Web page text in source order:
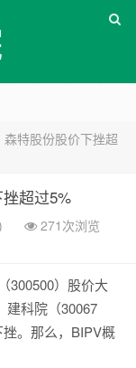
特股份股价下挫超
超过5%
271次浏览
300500）股价大
建科院（30067
。那么，BIPV概